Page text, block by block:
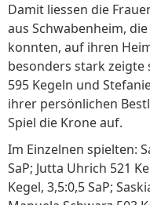
Damit liessen die
aus Schwabenheim,
konnten, auf ihren
besonders stark zeigte
595 Kegeln und
ihrer persönlichen
Spiel die Krone auf.
Im Einzelnen spielten:
SaP; Jutta Uhrich 521
Kegel, 3,5:0,5 SaP;